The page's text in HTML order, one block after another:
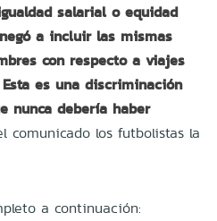
salarial o equidad
a incluir las mismas
con respecto a viajes
es una discriminación
nunca debería haber
comunicado los futbolistas la
a continuación: